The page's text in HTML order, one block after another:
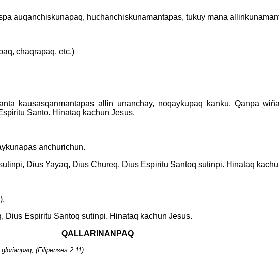
auqanchiskunapaq, huchanchiskunamantapas, tukuy mana
chaqrapaq, etc.)
kausasqanmantapas allin unanchay, noqaykupaq kanku. Qanpa
Santo. Hinataq kachun Jesus.
anchurichun.
Dius Yayaq, Dius Chureq, Dius Espiritu Santoq sutinpi. Hinataq
Espiritu Santoq sutinpi. Hinataq kachun Jesus.
QALLARINANPAQ
(Filipenses 2,11).